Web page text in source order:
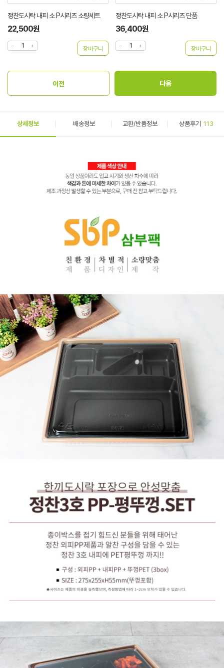
정찬도시락 내피 소 P시리즈 소량세트
22,500원
정찬도시락 내피 소 P시리즈 단품
36,400원
상세정보 배송정보 교환/반품정보 상품후기 113